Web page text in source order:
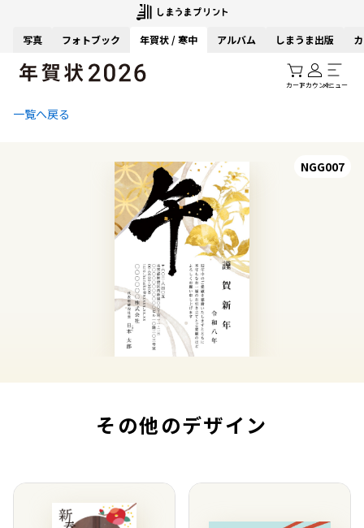
写真 フォトブック 年賀状 / 寒中 アルバム しまうま出版
カートアカウントメニュー
一覧へ戻る
NGG007
その他のデザイン